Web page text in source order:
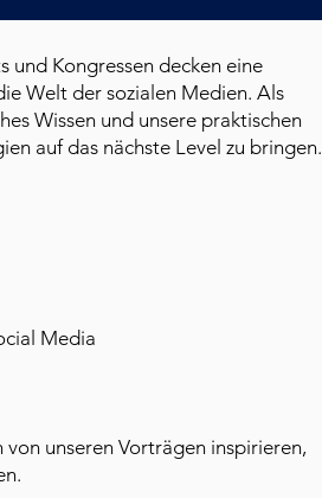
und Kongressen decken eine
Welt der sozialen Medien. Als
Wissen und unsere praktischen
auf das nächste Level zu bringen.
Media
von unseren Vorträgen inspirieren,